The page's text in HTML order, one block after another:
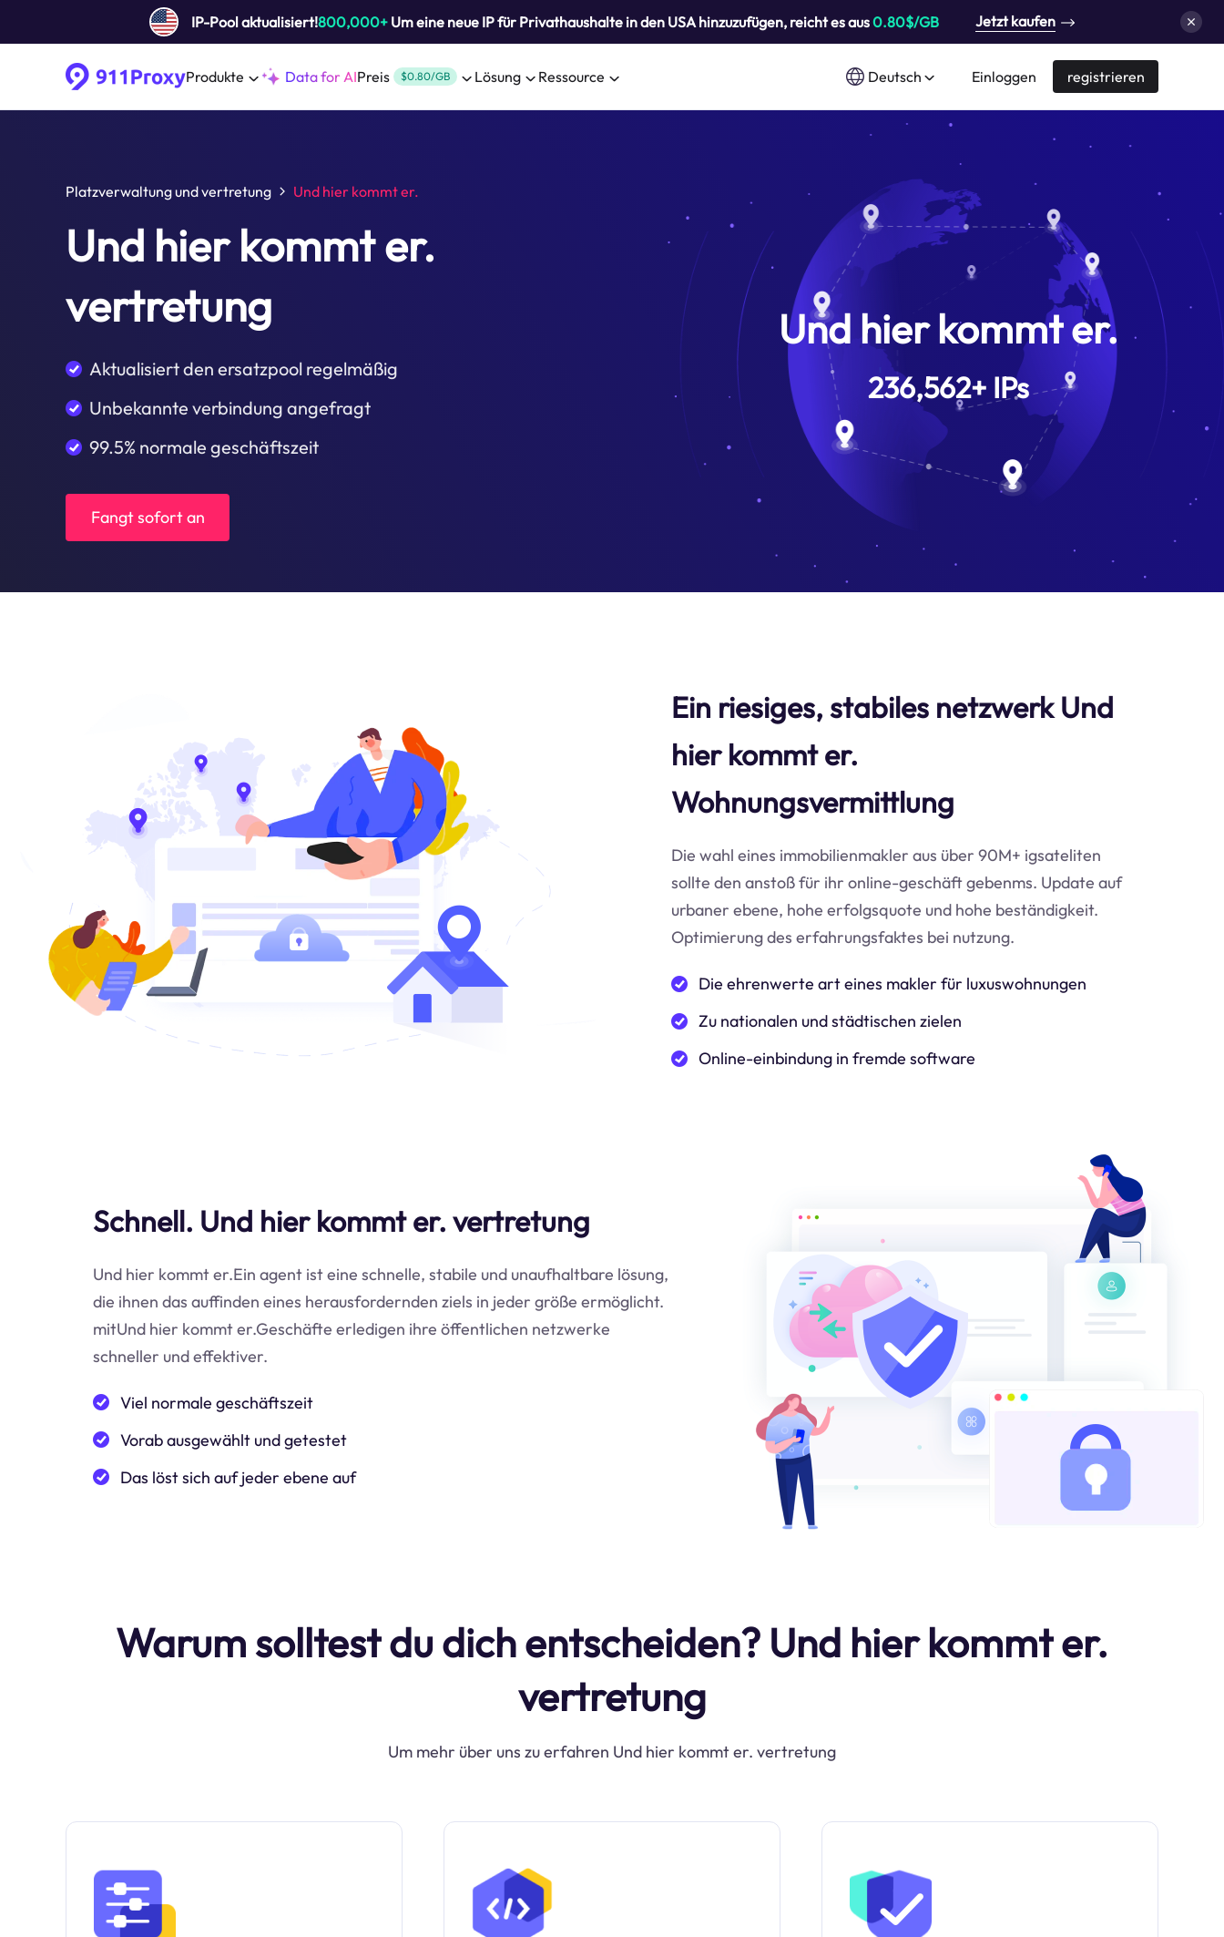
IP-Pool aktualisiert!800,000+Um eine neue IP für Privathaushalte in den USA hinzuzufügen, reicht es aus0.80$/GB Jetzt kaufen
Produkte Data for AIPreis $0.80/GB Lösung Ressource Deutsch Einloggen registrieren
Platzverwaltung und vertretung Und hier kommt er.
Und hier kommt er.
vertretung
Aktualisiert den ersatzpool regelmäßig
Unbekannte verbindung angefragt
99.5% normale geschäftszeit
Fangt sofort an
Und hier kommt er.
236,562+ IPs
Ein riesiges, stabiles netzwerk Und
hier kommt er.
Wohnungsvermittlung
Die wahl eines immobilienmakler aus über 90M+ igsateliten
sollte den anstoß für ihr online-geschäft gebenms. Update auf
urbaner ebene, hohe erfolgsquote und hohe beständigkeit.
Optimierung des erfahrungsfaktes bei nutzung.
Die ehrenwerte art eines makler für luxuswohnungen
Zu nationalen und städtischen zielen
Online-einbindung in fremde software
Schnell. Und hier kommt er. vertretung
Und hier kommt er.Ein agent ist eine schnelle, stabile und unaufhaltbare lösung,
die ihnen das auffinden eines herausfordernden ziels in jeder größe ermöglicht.
mitUnd hier kommt er.Geschäfte erledigen ihre öffentlichen netzwerke
schneller und effektiver.
Viel normale geschäftszeit
Vorab ausgewählt und getestet
Das löst sich auf jeder ebene auf
Warum solltest du dich entscheiden? Und hier kommt er.
vertretung
Um mehr über uns zu erfahren Und hier kommt er. vertretung